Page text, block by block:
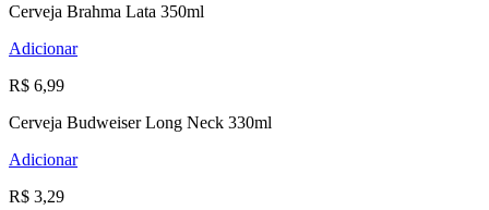
Cerveja Brahma Lata 350ml
Adicionar
R$ 6,99
Cerveja Budweiser Long Neck 330ml
Adicionar
R$ 3,29